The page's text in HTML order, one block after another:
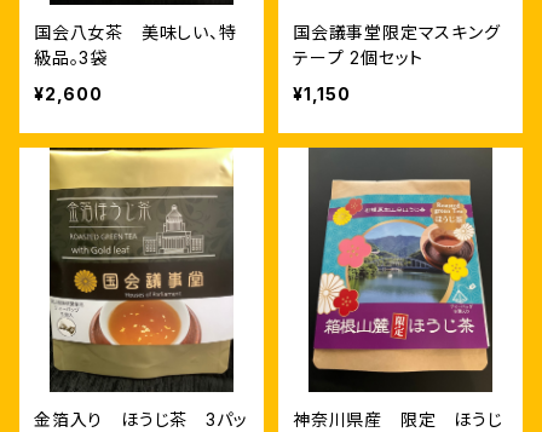
国会八女茶 美味しい、特
級品。3袋
¥2,600
国会議事堂限定マスキング
テープ 2個セット
¥1,150
金箔入り ほうじ茶 3パッ
神奈川県産 限定 ほうじ